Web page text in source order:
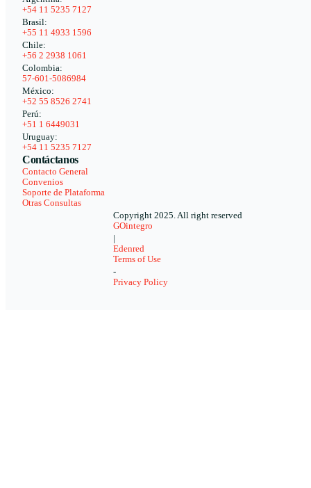
+54 11 5235 7127
Brasil:
+55 11 4933 1596
Chile:
+56 2 2938 1061
Colombia:
57-601-5086984
México:
+52 55 8526 2741
Perú:
+51 1 6449031
Uruguay:
+54 11 5235 7127
Contáctanos
Contacto General
Convenios
Soporte de Plataforma
Otras Consultas
Copyright 2025. All right reserved
GOintegro
Edenred
Terms of Use
-
Privacy Policy